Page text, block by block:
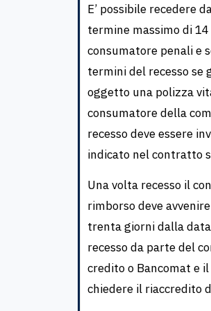
E’ possibile recedere
termine massimo di
consumatore penali e
termini del recesso se
oggetto una polizza
consumatore della
recesso deve essere
indicato nel contratto
Una volta recesso il
rimborso deve
trenta giorni dalla
recesso da parte del
credito o Bancomat e
chiedere il riaccredito